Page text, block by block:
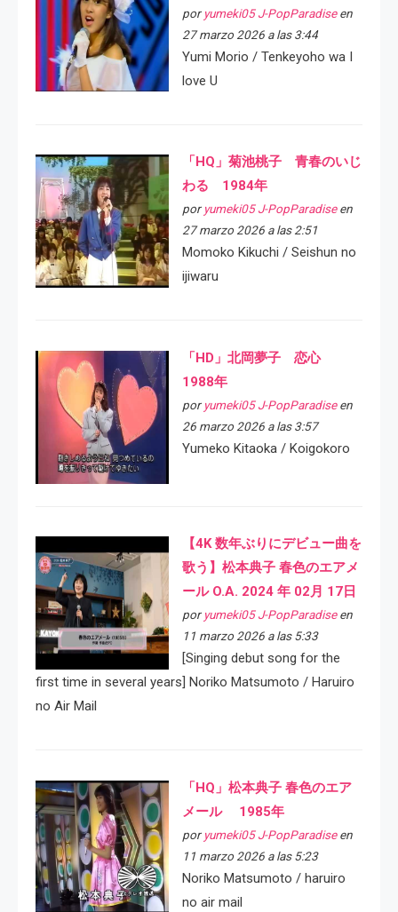
por yumeki05 J-PopParadiseen
27 marzo 2026 a las 3:44
Yumi Morio / Tenkeyoho wa I
love U
「HQ」菊池桃子 青春のいじ
わる 1984年
por yumeki05 J-PopParadiseen
27 marzo 2026 a las 2:51
Momoko Kikuchi / Seishun no
ijiwaru
「HD」北岡夢子 恋心
1988年
por yumeki05 J-PopParadiseen
26 marzo 2026 a las 3:57
Yumeko Kitaoka / Koigokoro
【4K 数年ぶりにデビュー曲を
歌う】松本典子 春色のエアメ
ール O.A. 2024 年 02月 17日
por yumeki05 J-PopParadiseen
11 marzo 2026 a las 5:33
[Singing debut song for the
first time in several years] Noriko Matsumoto / Haruiro
no Air Mail
「HQ」松本典子 春色のエア
メール 1985年
por yumeki05 J-PopParadiseen
11 marzo 2026 a las 5:23
Noriko Matsumoto / haruiro
no air mail